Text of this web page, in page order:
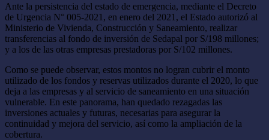
Ante la persistencia del estado de emergencia, mediante el Decreto
de Urgencia N° 005-2021, en enero del 2021, el Estado autorizó al
Ministerio de Vivienda, Construcción y Saneamiento, realizar
transferencias al fondo de inversión de Sedapal por S/198 millones;
y a los de las otras empresas prestadoras por S/102 millones.
Como se puede observar, estos montos no logran cubrir el monto
utilizado de los fondos y reservas utilizados durante el 2020, lo que
deja a las empresas y al servicio de saneamiento en una situación
vulnerable. En este panorama, han quedado rezagadas las
inversiones actuales y futuras, necesarias para asegurar la
continuidad y mejora del servicio, así como la ampliación de la
cobertura.